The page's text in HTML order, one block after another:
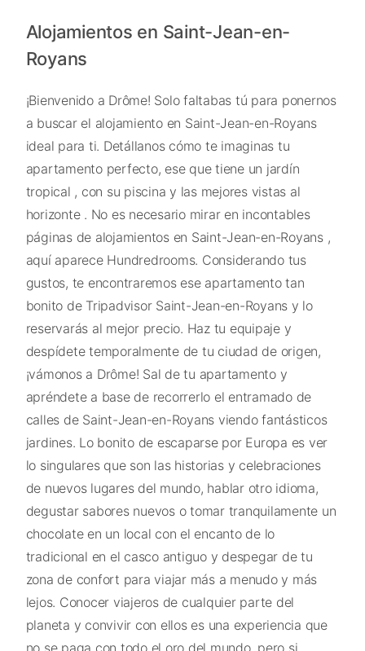
Alojamientos en Saint-Jean-en-
Royans
¡Bienvenido a Drôme! Solo faltabas tú para ponernos
a buscar el alojamiento en Saint-Jean-en-Royans
ideal para ti. Detállanos cómo te imaginas tu
apartamento perfecto, ese que tiene un jardín
tropical , con su piscina y las mejores vistas al
horizonte . No es necesario mirar en incontables
páginas de alojamientos en Saint-Jean-en-Royans ,
aquí aparece Hundredrooms. Considerando tus
gustos, te encontraremos ese apartamento tan
bonito de Tripadvisor Saint-Jean-en-Royans y lo
reservarás al mejor precio. Haz tu equipaje y
despídete temporalmente de tu ciudad de origen,
¡vámonos a Drôme! Sal de tu apartamento y
apréndete a base de recorrerlo el entramado de
calles de Saint-Jean-en-Royans viendo fantásticos
jardines. Lo bonito de escaparse por Europa es ver
lo singulares que son las historias y celebraciones
de nuevos lugares del mundo, hablar otro idioma,
degustar sabores nuevos o tomar tranquilamente un
chocolate en un local con el encanto de lo
tradicional en el casco antiguo y despegar de tu
zona de confort para viajar más a menudo y más
lejos. Conocer viajeros de cualquier parte del
planeta y convivir con ellos es una experiencia que